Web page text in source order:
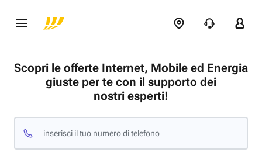
Scopri le offerte Internet, Mobile ed Energia
giuste per te con il supporto dei
nostri esperti!
inserisci il tuo numero di telefono